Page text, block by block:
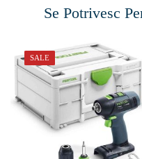
Se Potrivesc
SALE